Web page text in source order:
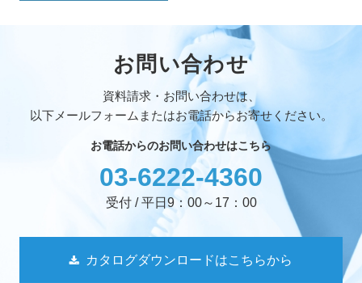
お問い合わせ
資料請求・お問い合わせは、
以下メールフォームまたはお電話からお寄せください。
お電話からのお問い合わせはこちら
03-6222-4360
受付 / 平日9：00～17：00
カタログダウンロードはこちらから